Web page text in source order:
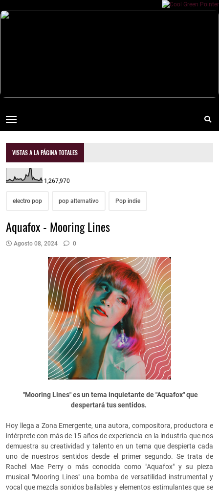
VISTAS A LA PÁGINA TOTALES
1,267,970
electro pop pop alternativo Pop indie
Aquafox - Mooring Lines
Agosto 08, 2024 0
"Mooring Lines" es un tema inquietante de "Aquafox" que
despertará tus sentidos.
Hoy llega a Zona Emergente, una autora, compositora, productora e
intérprete con más de 15 años de experiencia en la industria que nos
demuestra su creatividad y talento en un tema que despierta cada
uno de nuestros sentidos desde el primer segundo. Se trata de
Rachel Mae Perry o más conocida como "Aquafox" y su pieza
musical "Mooring Lines" una bomba de versatilidad instrumental y
vocal que mezcla sonidos bailables y elementos estimulantes que se